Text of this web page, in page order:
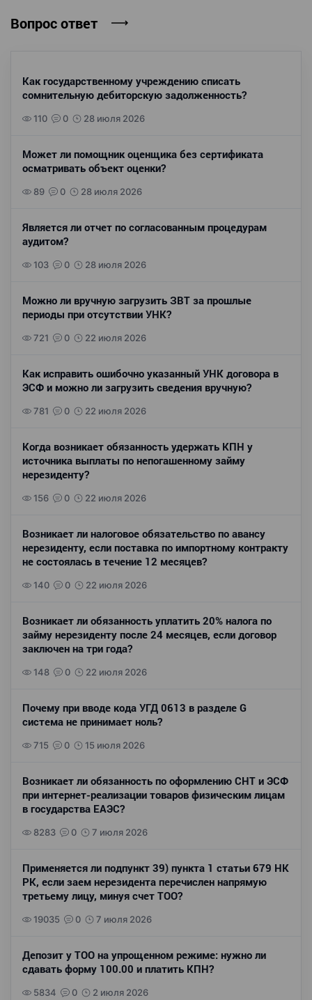
Вопрос ответ
Как государственному учреждению списать
сомнительную дебиторскую задолженность?
110 0 28 июля 2026
Может ли помощник оценщика без сертификата
осматривать объект оценки?
89 0 28 июля 2026
Является ли отчет по согласованным процедурам
аудитом?
103 0 28 июля 2026
Можно ли вручную загрузить ЗВТ за прошлые
периоды при отсутствии УНК?
721 0 22 июля 2026
Как исправить ошибочно указанный УНК договора в
ЭСФ и можно ли загрузить сведения вручную?
781 0 22 июля 2026
Когда возникает обязанность удержать КПН у
источника выплаты по непогашенному займу
нерезиденту?
156 0 22 июля 2026
Возникает ли налоговое обязательство по авансу
нерезиденту, если поставка по импортному контракту
не состоялась в течение 12 месяцев?
140 0 22 июля 2026
Возникает ли обязанность уплатить 20% налога по
займу нерезиденту после 24 месяцев, если договор
заключен на три года?
148 0 22 июля 2026
Почему при вводе кода УГД 0613 в разделе G
система не принимает ноль?
715 0 15 июля 2026
Возникает ли обязанность по оформлению СНТ и ЭСФ
при интернет-реализации товаров физическим лицам
в государства ЕАЭС?
8283 0 7 июля 2026
Применяется ли подпункт 39) пункта 1 статьи 679 НК
РК, если заем нерезидента перечислен напрямую
третьему лицу, минуя счет ТОО?
19035 0 7 июля 2026
Депозит у ТОО на упрощенном режиме: нужно ли
сдавать форму 100.00 и платить КПН?
5834 0 2 июля 2026